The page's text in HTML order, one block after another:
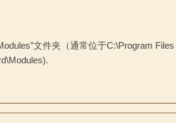
文件夹（通常位于C:\Program Files